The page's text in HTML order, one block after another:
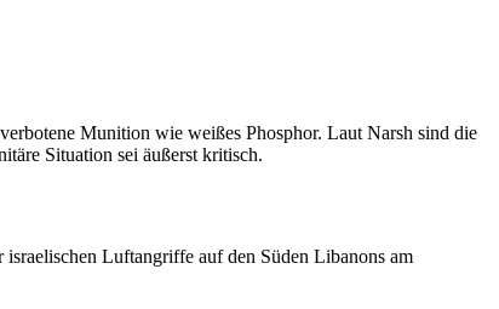
Munition wie weißes Phosphor. Laut Narsh sind die
Situation sei äußerst kritisch.
Luftangriffe auf den Süden Libanons am